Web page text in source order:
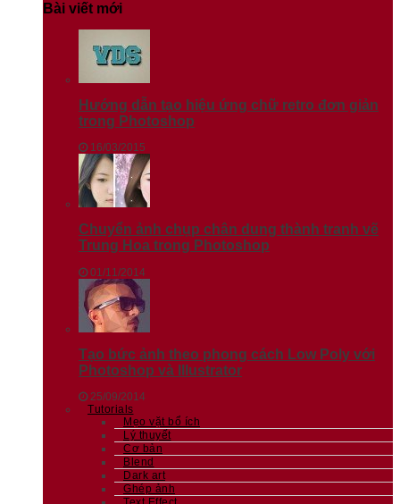
Bài viết mới
Hướng dẫn tạo hiệu ứng chữ retro đơn giản
trong Photoshop
16/03/2015
Chuyển ảnh chụp chân dung thành tranh vẽ
Trung Hoa trong Photoshop
01/11/2014
Tạo bức ảnh theo phong cách Low Poly với
Photoshop và Illustrator
25/09/2014
Tutorials
Mẹo vặt bổ ích
Lý thuyết
Cơ bản
Blend
Dark art
Ghép ảnh